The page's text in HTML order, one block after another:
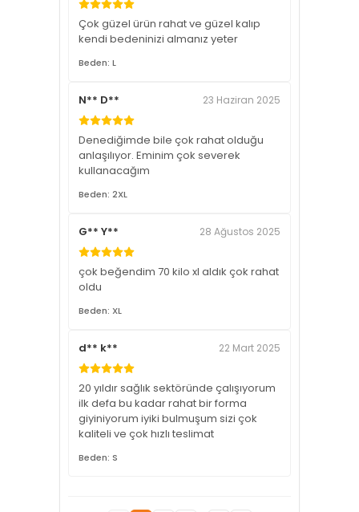
Çok güzel ürün rahat ve güzel kalıp
kendi bedeninizi almanız yeter
Beden: L
N** D** 23 Haziran 2025
Denediğimde bile çok rahat olduğu
anlaşılıyor. Eminim çok severek
kullanacağım
Beden: 2XL
G** Y** 28 Ağustos 2025
çok beğendim 70 kilo xl aldık çok rahat
oldu
Beden: XL
d** k** 22 Mart 2025
20 yıldır sağlık sektöründe çalışıyorum
ilk defa bu kadar rahat bir forma
giyiniyorum iyiki bulmuşum sizi çok
kaliteli ve çok hızlı teslimat
Beden: S